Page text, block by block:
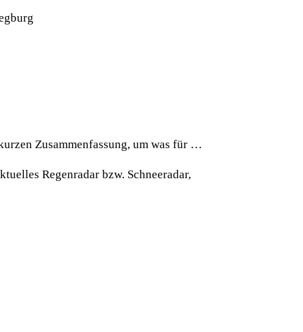
Zusammenfassung, um was für …
Regenradar bzw. Schneeradar,